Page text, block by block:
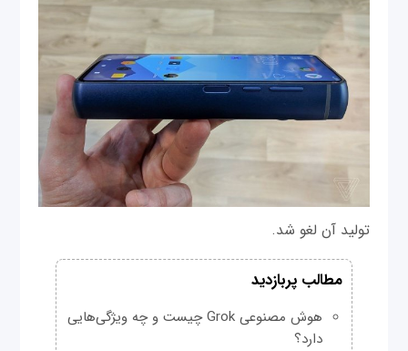
تولید آن لغو شد.
مطالب پربازدید
هوش مصنوعی Grok چیست و چه ویژگی‌هایی
دارد؟